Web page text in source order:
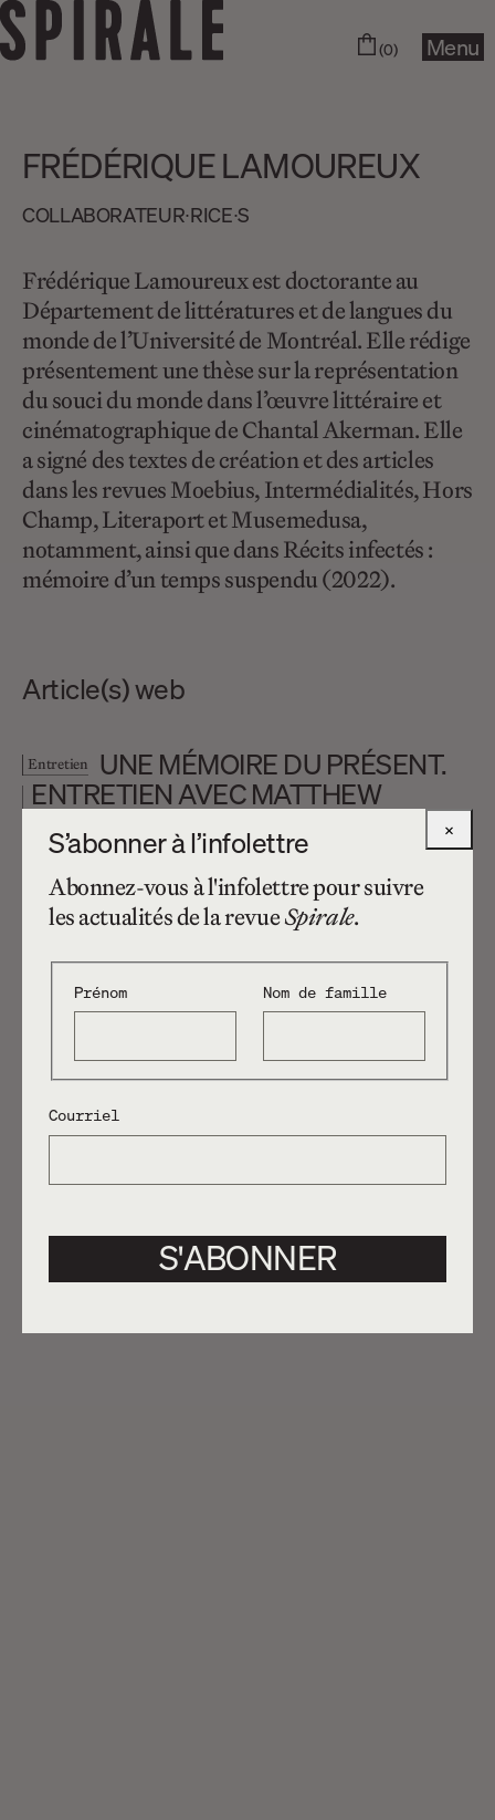
(0) Menu
FRÉDÉRIQUE LAMOUREUX
COLLABORA­­TEUR∙RICE∙S
Frédérique Lamoureux est doctorante au
Département de littératures et de langues du
monde de l’Université de Montréal. Elle rédige
présentement une thèse sur la représentation
du souci du monde dans l’œuvre littéraire et
cinématographique de Chantal Akerman. Elle
a signé des textes de création et des articles
dans les revues Moebius, Intermédialités, Hors
Champ, Literaport et Musemedusa,
notamment, ainsi que dans Récits infectés :
mémoire d’un temps suspendu (2022).
Article(s) web
Entretien
UNE MÉMOIRE DU PRÉSENT.
ENTRETIEN AVEC MATTHEW
11.06.2025 Frédérique Lamoureux
×
S’abonner à l’infolettre
Abonnez-vous à l'infolettre pour suivre
les actualités de la revueSpirale.
Prénom Nom de famille
Courriel
S'ABONNER